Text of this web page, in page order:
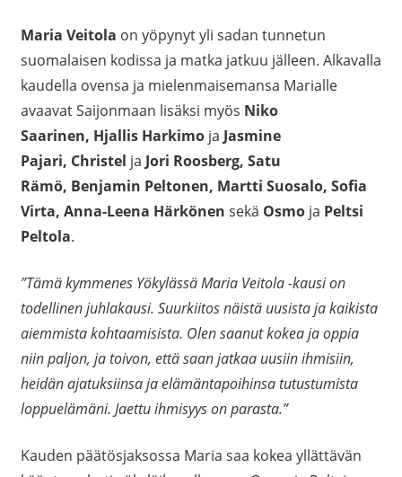
Maria Veitola on yöpynyt yli sadan tunnetun
suomalaisen kodissa ja matka jatkuu jälleen. Alkavalla
kaudella ovensa ja mielenmaisemansa Marialle
avaavat Saijonmaan lisäksi myös Niko
Saarinen, Hjallis Harkimoja Jasmine
Pajari, Christel ja Jori Roosberg, Satu
Rämö, Benjamin Peltonen, Martti Suosalo, Sofia
Virta, Anna-Leena Härkönen sekä Osmoja Peltsi
Peltola.
”Tämä kymmenes Yökylässä Maria Veitola -kausi on
todellinen juhlakausi. Suurkiitos näistä uusista ja kaikista
aiemmista kohtaamisista. Olen saanut kokea ja oppia
niin paljon, ja toivon, että saan jatkaa uusiin ihmisiin,
heidän ajatuksiinsa ja elämäntapoihinsa tutustumista
loppuelämäni. Jaettu ihmisyys on parasta.”
Kauden päätösjaksossa Maria saa kokea yllättävän